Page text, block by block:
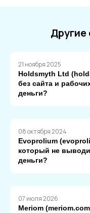
Другие
21 ноября 2025
Holdsmyth Ltd
без сайта и
деньги?
08 октября 2024
Evoprolium
который не
деньги?
07 июля 2026
Meriom